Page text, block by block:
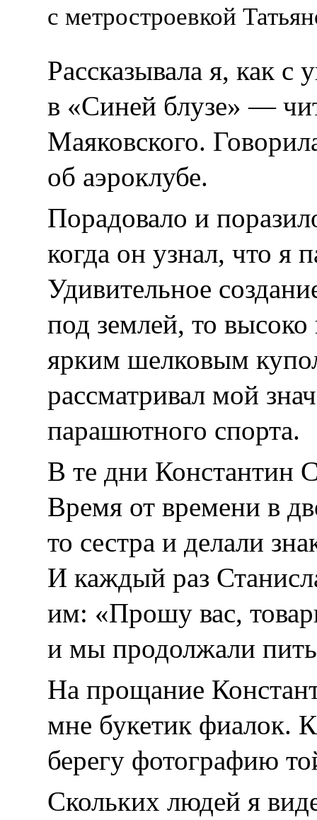
с метростроевкой
Рассказывала я, как с
в «Синей блузе» —
Маяковского.
об аэроклубе.
Порадовало и
когда он узнал, что я
Удивительное
под землей, то
ярким шелковым
рассматривал мой
парашютного спорта.
В те дни Константин
Время от времени в
то сестра и делали
И каждый раз
им: «Прошу вас,
и мы продолжали пить
На прощание
мне букетик фиалок.
берегу фотографию
Скольких людей я